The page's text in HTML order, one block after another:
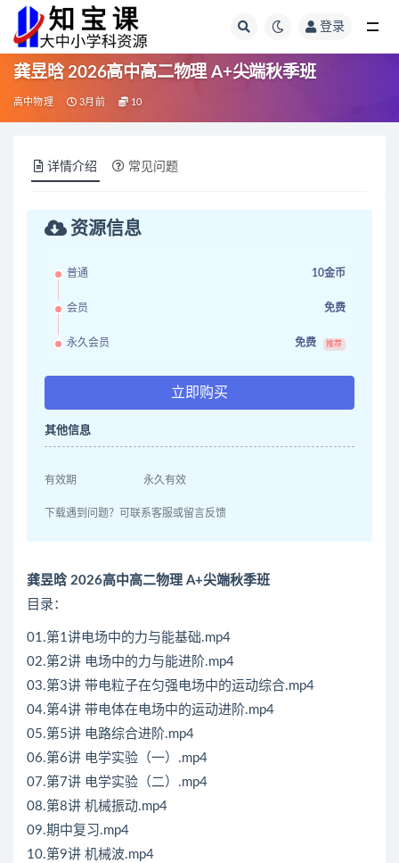
登录
龚昱晗 2026高中高二物理 A+尖端秋季班
高中物理 3月前 10
详情介绍 常见问题
资源信息
普通 10金币
会员 免费
永久会员 免费 推荐
立即购买
其他信息
有效期 永久有效
下载遇到问题？可联系客服或留言反馈
龚昱晗 2026高中高二物理 A+尖端秋季班
目录：
01.第1讲电场中的力与能基础.mp4
02.第2讲 电场中的力与能进阶.mp4
03.第3讲 带电粒子在匀强电场中的运动综合.mp4
04.第4讲 带电体在电场中的运动进阶.mp4
05.第5讲 电路综合进阶.mp4
06.第6讲 电学实验（一）.mp4
07.第7讲 电学实验（二）.mp4
08.第8讲 机械振动.mp4
09.期中复习.mp4
10.第9讲 机械波.mp4
全部